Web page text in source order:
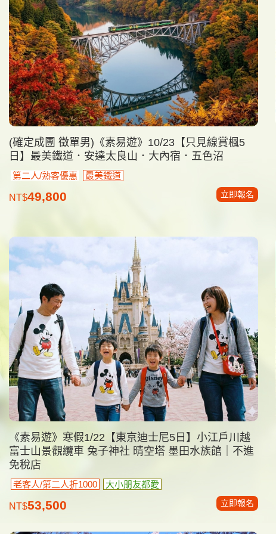
(確定成團 徵單男)《素易遊》10/23【只見線賞楓5
日】最美鐵道．安達太良山．大內宿．五色沼
第二人/熟客優惠 最美鐵道
NT$49,800 立即報名
《素易遊》寒假1/22【東京迪士尼5日】小江戶川越
富士山景觀纜車 兔子神社 晴空塔 墨田水族館｜不進
免稅店
老客人/第二人折1000 大小朋友都愛
NT$53,500 立即報名